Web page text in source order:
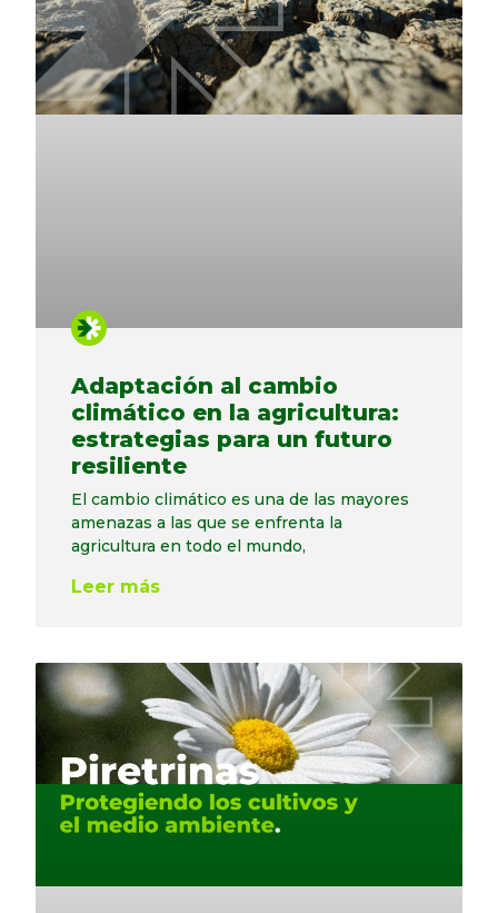
Adaptación al cambio
climático en la agricultura:
estrategias para un futuro
resiliente
El cambio climático es una de las mayores
amenazas a las que se enfrenta la
agricultura en todo el mundo,
Leer más